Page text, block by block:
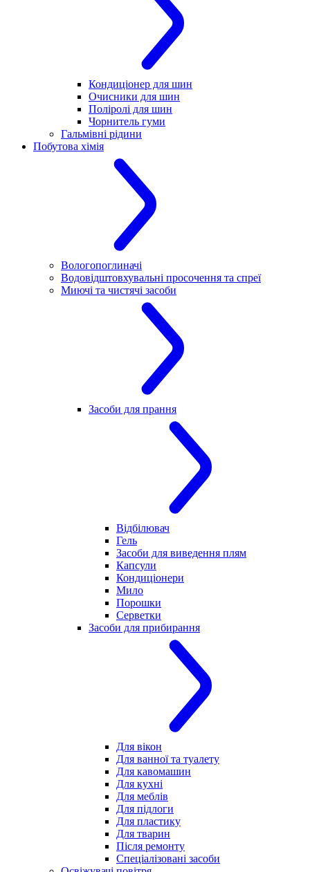
Кондиціонер для шин
Очисники для шин
Поліролі для шин
Чорнитель гуми
Гальмівні рідини
Побутова хімія
Вологопоглиначі
Водовідштовхувальні просочення та спреї
Миючі та чистячі засоби
Засоби для прання
Відбілювач
Гель
Засоби для виведення плям
Капсули
Кондиціонери
Мило
Порошки
Серветки
Засоби для прибирання
Для вікон
Для ванної та туалету
Для кавомашин
Для кухні
Для меблів
Для підлоги
Для пластику
Для тварин
Після ремонту
Спеціалізовані засоби